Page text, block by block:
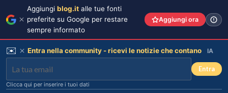
Aggiungi blog.it alle tue fonti
preferite su Google per restare
sempre informato
Aggiungi ora
✉️ Entra nella community - ricevi le notizie che contano IA
Entra
Clicca qui per inserire i tuoi dati